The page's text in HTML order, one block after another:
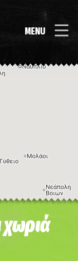
MENU
δικαιώματα Όροι
χωριά